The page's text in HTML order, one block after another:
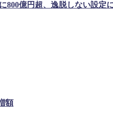
800億円超、逸脱しない設定
額